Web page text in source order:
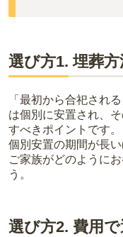
選び方1. 埋葬
「最初から合祀され
は個別に安置され、
すべきポイントです。
個別安置の期間が長
ご家族がどのように
う。
選び方2. 費用